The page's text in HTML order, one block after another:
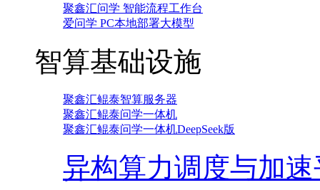
聚鑫汇问学 智能流程工作台
爱问学 PC本地部署大模型
智算基础设施
聚鑫汇鲲泰智算服务器
聚鑫汇鲲泰问学一体机
聚鑫汇鲲泰问学一体机DeepSeek版
异构算力调度与加